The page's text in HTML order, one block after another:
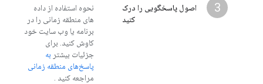
3
اصول پاسخگویی را درک
کنید
نحوه استفاده از داده
های منطقه زمانی را در
برنامه یا وب سایت خود
کاوش کنید. برای
جزئیات بیشتر به
پاسخ‌های منطقه زمانی
مراجعه کنید .